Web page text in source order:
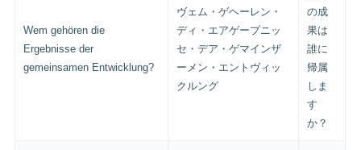
Wem gehören die
Ergebnisse der
gemeinsamen Entwicklung?
ヴェム・ゲヘーレン・
ディ・エアゲープニッ
セ・デア・ゲマインザ
ーメン・エントヴィッ
クルング
の成
果は
誰に
帰属
しま
す
か？